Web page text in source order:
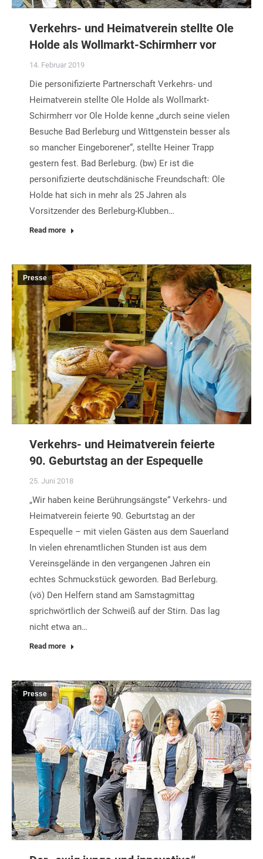
Verkehrs- und Heimatverein stellte Ole
Holde als Wollmarkt-Schirmherr vor
14. Februar 2019
Die personifizierte Partnerschaft Verkehrs- und
Heimatverein stellte Ole Holde als Wollmarkt-
Schirmherr vor Ole Holde kenne „durch seine vielen
Besuche Bad Berleburg und Wittgenstein besser als
so mancher Eingeborener“, stellte Heiner Trapp
gestern fest. Bad Berleburg. (bw) Er ist die
personifizierte deutschdänische Freundschaft: Ole
Holde hat sich in mehr als 25 Jahren als
Vorsitzender des Berleburg-Klubben…
Read more
Presse
Verkehrs- und Heimatverein feierte
90. Geburtstag an der Espequelle
25. Juni 2018
„Wir haben keine Berührungsängste“ Verkehrs- und
Heimatverein feierte 90. Geburtstag an der
Espequelle – mit vielen Gästen aus dem Sauerland
In vielen ehrenamtlichen Stunden ist aus dem
Vereinsgelände in den vergangenen Jahren ein
echtes Schmuckstück geworden. Bad Berleburg.
(vö) Den Helfern stand am Samstagmittag
sprichwörtlich der Schweiß auf der Stirn. Das lag
nicht etwa an…
Read more
Presse